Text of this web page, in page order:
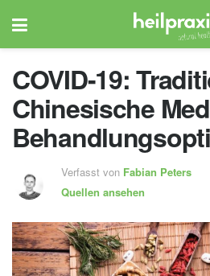
COVID-19:
Chinesische
Verfasst von Fabian Peters
Quellen ansehen